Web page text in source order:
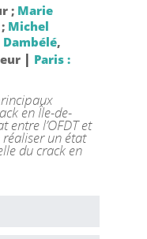
; Marie
Michel
Dambélé,
| Paris :
en Île-de-
entre l’OFDT et
réaliser un état
du crack en